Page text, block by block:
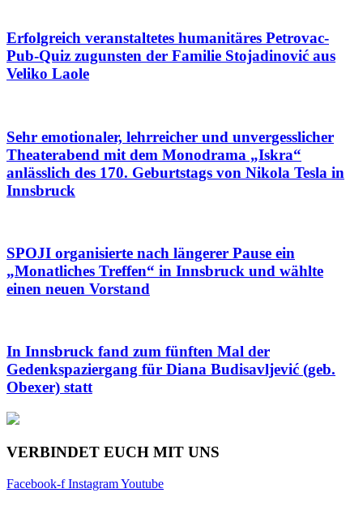
Erfolgreich veranstaltetes humanitäres Petrovac-
Pub-Quiz zugunsten der Familie Stojadinović aus
Veliko Laole
Sehr emotionaler, lehrreicher und unvergesslicher
Theaterabend mit dem Monodrama „Iskra“
anlässlich des 170. Geburtstags von Nikola Tesla in
Innsbruck
SPOJI organisierte nach längerer Pause ein
„Monatliches Treffen“ in Innsbruck und wählte
einen neuen Vorstand
In Innsbruck fand zum fünften Mal der
Gedenkspaziergang für Diana Budisavljević (geb.
Obexer) statt
VERBINDET EUCH MIT UNS
Facebook-f InstagramYoutube